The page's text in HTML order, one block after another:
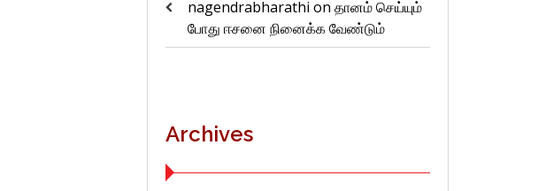
nagendrabharathi on தானம் செய்யும்
போது ஈசனை நினைக்க வேண்டும்
Archives